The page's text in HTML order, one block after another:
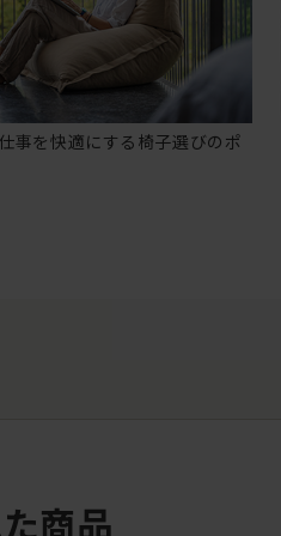
事を快適にする椅子選びのポ
商品